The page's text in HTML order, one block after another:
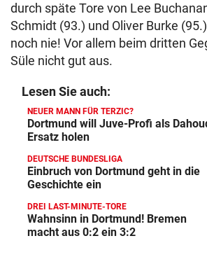
durch späte Tore von Lee
Schmidt (93.) und Oliver Burke
noch nie! Vor allem beim dritten
Süle nicht gut aus.
Lesen Sie auch:
NEUER MANN FÜR TERZIC?
Dortmund will Juve-Profi als
Ersatz holen
DEUTSCHE BUNDESLIGA
Einbruch von Dortmund geht in die
Geschichte ein
DREI LAST-MINUTE-TORE
Wahnsinn in Dortmund! Bremen
macht aus 0:2 ein 3:2